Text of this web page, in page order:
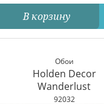
В корзину
Обои
Holden Decor
Wanderlust
92032